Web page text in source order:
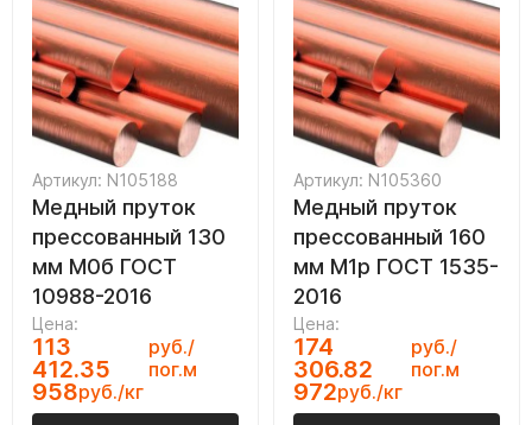
Артикул: N105188
Медный пруток
прессованный 130
мм М0б ГОСТ
10988-2016
Цена:
113
412.35
руб./
пог.м
958руб./кг
Артикул: N105360
Медный пруток
прессованный 160
мм М1р ГОСТ 1535-
2016
Цена:
174
306.82
руб./
пог.м
972руб./кг